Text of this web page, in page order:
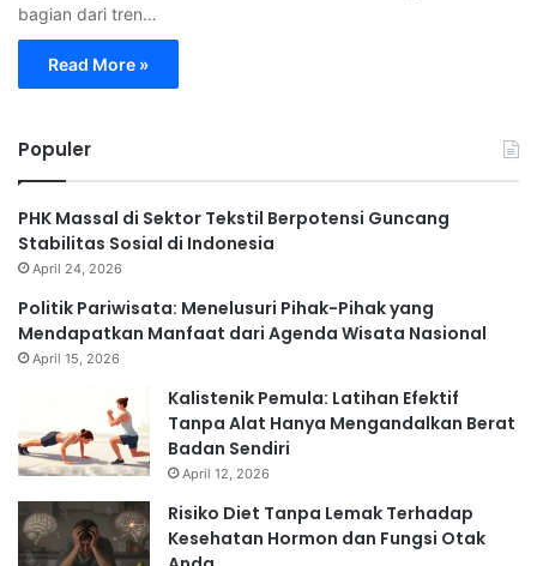
bagian dari tren…
Read More »
Populer
PHK Massal di Sektor Tekstil Berpotensi Guncang
Stabilitas Sosial di Indonesia
April 24, 2026
Politik Pariwisata: Menelusuri Pihak-Pihak yang
Mendapatkan Manfaat dari Agenda Wisata Nasional
April 15, 2026
Kalistenik Pemula: Latihan Efektif
Tanpa Alat Hanya Mengandalkan Berat
Badan Sendiri
April 12, 2026
Risiko Diet Tanpa Lemak Terhadap
Kesehatan Hormon dan Fungsi Otak